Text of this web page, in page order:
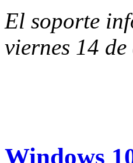
El soporte
viernes 14
Windows